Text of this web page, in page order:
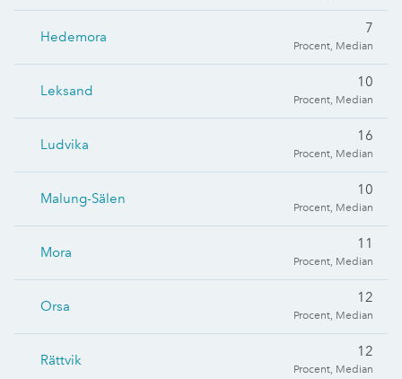
Hedemora
7
Procent, Median
Leksand
10
Procent, Median
Ludvika
16
Procent, Median
Malung-Sälen
10
Procent, Median
Mora
11
Procent, Median
Orsa
12
Procent, Median
Rättvik
12
Procent, Median